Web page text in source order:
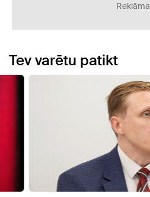
Reklāma
Tev varētu patikt